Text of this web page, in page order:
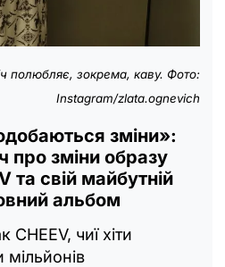
полюбляє, зокрема, каву. Фото:
Instagram/zlata.ognevich
зміни»:
про зміни образу
та свій майбутній
альбом
CHEEV, чиї хіти